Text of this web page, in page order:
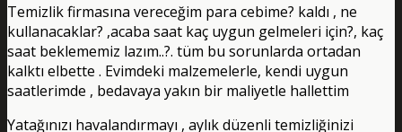
Temizlik firmasına vereceğim para cebime? kaldı , ne
kullanacaklar? ,acaba saat kaç uygun gelmeleri için?, kaç
saat beklememiz lazım..?. tüm bu sorunlarda ortadan
kalktı elbette . Evimdeki malzemelerle, kendi uygun
saatlerimde , bedavaya yakın bir maliyetle hallettim
Yatağınızı havalandırmayı , aylık düzenli temizliğinizi